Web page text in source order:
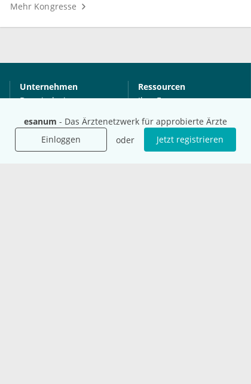
esanum - Das Ärztenetzwerk für approbierte Ärzte
Einloggen
oder Jetzt registrieren
Mehr Kongresse
Unternehmen
Das sind wir
Für Unternehmen
Für Agenturen
Mediadaten
Ressourcen
Ihre Fragen
Hilfe